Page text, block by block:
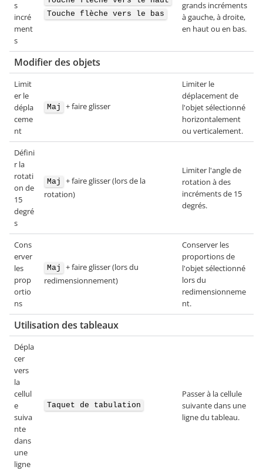
s
incré
ment
s
Touche flèche vers le bas
grands incréments
à gauche, à droite,
en haut ou en bas.
Modifier des objets
Limit
er le
dépla
ceme
nt
Maj + faire glisser
Limiter le
déplacement de
l'objet sélectionné
horizontalement
ou verticalement.
Défini
r la
rotati
on de
15
degré
s
Maj
+ faire glisser (lors de la
rotation)
Limiter l'angle de
rotation à des
incréments de 15
degrés.
Cons
erver
les
prop
ortio
ns
Maj
+ faire glisser (lors du
redimensionnement)
Conserver les
proportions de
l'objet sélectionné
lors du
redimensionneme
nt.
Utilisation des tableaux
Dépla
cer
vers
la
cellul
e
suiva
nte
dans
une
ligne
Taquet de tabulation
Passer à la cellule
suivante dans une
ligne du tableau.